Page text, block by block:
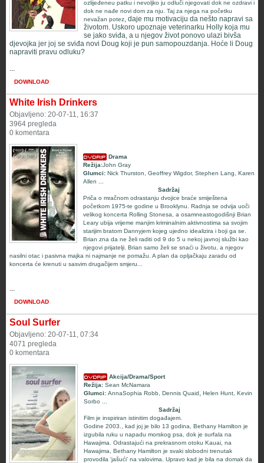
ozlijeđeneu patku i nevoljko ju odluči njegovati dok ne ozdravi i
dok ne nađe novi dom za nju. Taj za njega na početku
nevažan potez, daje mu motivaciju da nešto napravi sa
životom. Uskoro upoznaje veterinarku Holly koja mu
se jako sviđa, a u njegov život ponovo ulazi bivša
djevojka jer joj se sviđa novi Doug koji je pun samopouzdanja. Hoće li Doug
napraviti pravu odluku?
...
DOWNLOAD
White Irish Drinkers
Objavljeno: 20-07-11, 16:37
3964 pregleda
0 komentara
Drama
Režija:John Gray
Glumci: Nick Thurston Geoffrey Wigdor, Stephen Lang
Karen
Allen
Sadržaj
Priča o mračnom odrastanju dvojice braće smiještena
početkom 1975-te godine u Brooklynu. Radnja se odvija uoči
velikog koncerta Rolling Stonesa, a osamneastogodišnji Brian
Leary ubija vrijeme manjim kriminalnim aktivnostima sa svojim
starijim bratom Dannyjem kojeg ujedno idealizira i boji ga se.
Brian zna da ne želi raditi od 9 do 5 u nekoj javnoj službi kao
njegovi prijatelji. Brian samo želi se snaći u životu, a njegov
nasilni otac i pasivna majka ni najmanje ne pomažu. A plan da opljačkaju zaradu od
koncerta će krenuti u sasvim drugačijem smjeru...
...
DOWNLOAD
Soul Surfer
Objavljeno: 20-07-11, 07:34
4071 pregleda
0 komentara
Akcija/Drama/Sport
Režija: Sean McNamara
Glumci: AnnaSophia Robb Dennis Quaid, Helen Hunt Kevin
Sorbo
Sadržaj
Film je inspiriran istinitim događajem.
Godine 2003., kad joj je bilo 13 godina, Bethany Hamilton je
izgubila ruku u napadu morskog psa, dok je surfala na
Hawajima. Odrastajući na prekrasnom otoku Kauai, na
Hawajima, Bethany Hamilton je svaki slobodni trenutak
provodila 'jašući' na valovima. Upravo kad je bila na domak da